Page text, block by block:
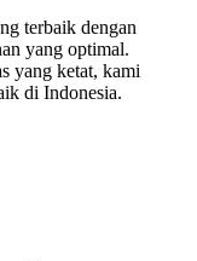
terbaik dengan
yang optimal.
yang ketat, kami
di Indonesia.